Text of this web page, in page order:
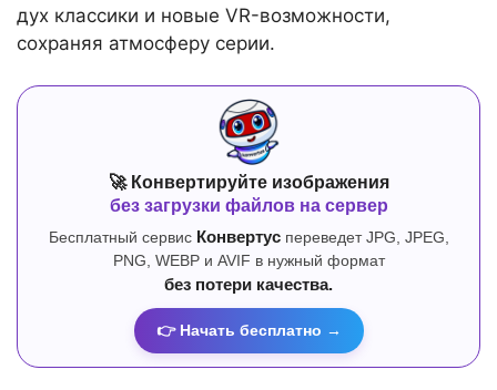
дух классики и новые VR-возможности,
сохраняя атмосферу серии.
🚀 Конвертируйте изображения
без загрузки файлов на сервер
Бесплатный сервис Конвертуспереведет JPG, JPEG,
PNG, WEBP и AVIF в нужный формат
без потери качества.
👉 Начать бесплатно →